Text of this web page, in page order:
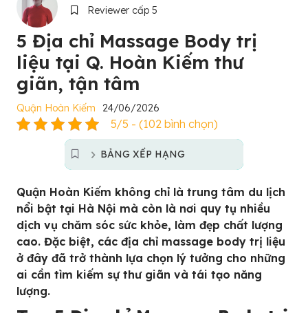
Reviewer cấp 5
5 Địa chỉ Massage Body trị
liệu tại Q. Hoàn Kiếm thư
giãn, tận tâm
Quận Hoàn Kiếm 24/06/2026
5/5 - (102 bình chọn)
BẢNG XẾP HẠNG
Quận Hoàn Kiếm không chỉ là trung tâm du lịch
nổi bật tại Hà Nội mà còn là nơi quy tụ nhiều
dịch vụ chăm sóc sức khỏe, làm đẹp chất lượng
cao. Đặc biệt, các địa chỉ massage body trị liệu
ở đây đã trở thành lựa chọn lý tưởng cho những
ai cần tìm kiếm sự thư giãn và tái tạo năng
lượng.